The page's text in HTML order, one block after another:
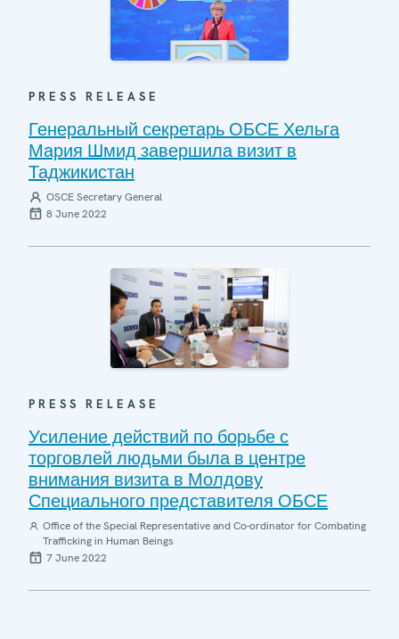
PRESS RELEASE
Генеральный секретарь ОБСЕ Хельга
Мария Шмид завершила визит в
Таджикистан
OSCE Secretary General
8 June 2022
PRESS RELEASE
Усиление действий по борьбе с
торговлей людьми была в центре
внимания визита в Молдову
Специального представителя ОБСЕ
Office of the Special Representative and Co-ordinator for Combating
Trafficking in Human Beings
7 June 2022